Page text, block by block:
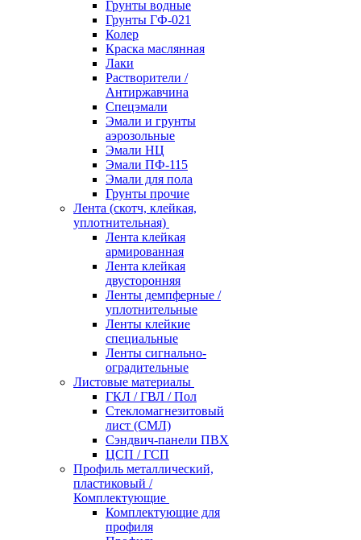
Грунты водные
Грунты ГФ-021
Колер
Краска маслянная
Лаки
Растворители /
Антиржавчина
Спецэмали
Эмали и грунты
аэрозольные
Эмали НЦ
Эмали ПФ-115
Эмали для пола
Грунты прочие
Лента (скотч, клейкая,
уплотнительная)
Лента клейкая
армированная
Лента клейкая
двусторонняя
Ленты демпферные /
уплотнительные
Ленты клейкие
специальные
Ленты сигнально-
оградительные
Листовые материалы
ГКЛ / ГВЛ / Пол
Стекломагнезитовый
лист (СМЛ)
Сэндвич-панели ПВХ
ЦСП / ГСП
Профиль металлический,
пластиковый /
Комплектующие
Комплектующие для
профиля